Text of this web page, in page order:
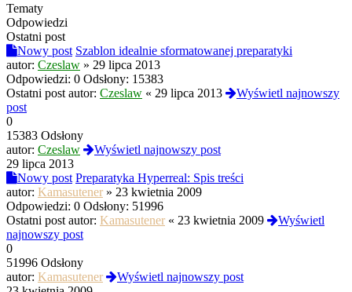
Tematy
Odpowiedzi
Ostatni post
Nowy post Szablon idealnie sformatowanej preparatyki
autor: Czeslaw » 29 lipca 2013
Odpowiedzi: 0 Odsłony: 15383
Ostatni post autor: Czeslaw « 29 lipca 2013
Wyświetl najnowszy
post
0
15383 Odsłony
autor: Czeslaw
Wyświetl najnowszy post
29 lipca 2013
Nowy post Preparatyka Hyperreal: Spis treści
autor: Kamasutener » 23 kwietnia 2009
Odpowiedzi: 0 Odsłony: 51996
Ostatni post autor: Kamasutener « 23 kwietnia 2009
Wyświetl
najnowszy post
0
51996 Odsłony
autor: Kamasutener
Wyświetl najnowszy post